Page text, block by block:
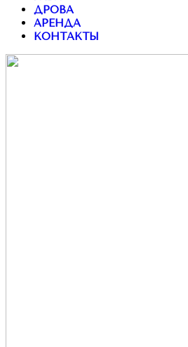
ДРОВА
АРЕНДА
КОНТАКТЫ